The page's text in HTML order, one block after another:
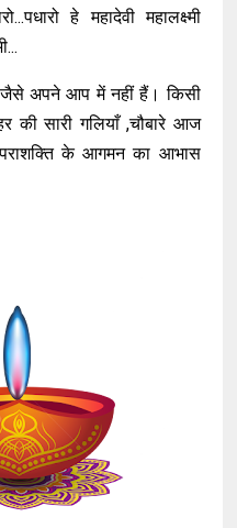
हे महादेवी महालक्ष्मी
जैसे अपने आप में नहीं हैं। किसी
सारी गलियाँ ,चौबारे आज
पराशक्ति के आगमन का आभास